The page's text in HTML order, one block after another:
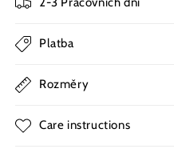
Platba
Rozměry
Care instructions